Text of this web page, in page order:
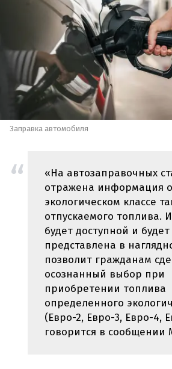
Заправка автомобиля
«На автозаправочных
отражена информация
экологическом классе
отпускаемого топлива.
будет доступной и будет
представлена в
позволит гражданам
осознанный выбор при
приобретении топлива
определенного
(Евро-2, Евро-3, Евро-4,
говорится в сообщении